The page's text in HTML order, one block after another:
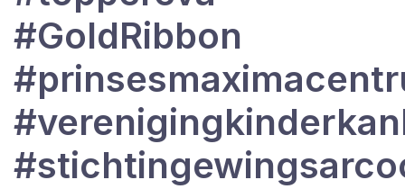
#GoldRibbon